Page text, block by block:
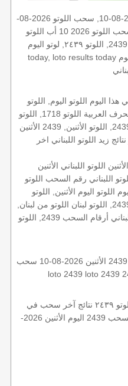
اليكم نتائج اللوتو الأثنين, الأثنين 2026-08-10, سحب اللوتو 2026-08-
10, سحب اللوتو 2026 10 أب اللوتو, loto, loto, نتيجة اللوتو, نتيجة
اللوتو ٢٤٣٩ نتيجة اللوتو 2439, اللوتو ٢٤٣٩, لوتو اليوم loto result
today, loto results today اللوتو هذا الاسبوع لوتو اليوماللوتو اليوم
هذا اليوم اللوتو اليوم, اللوتو
2439 عو رقم سحب اللوتو ٢٤٣٩ بالحرف العربية اللوتو 1718, اللوتو
2026-08-10, اللوتو أرقام السحب 2439, اللوتو الأثنين, 2439 الأثنين
اللبناني اللوتو اللبناني 2439 و نتائج زيد اللوتو اللبناني اخر
اللوتو اللبناني الأثنين
اللوتو اللبناني رقم السحب اللوتو
2439, اللوتو اليوم اللوتو اليوم الأثنين, اللوتو
اليوم زيد 2439 اللوتو رقم السحب 2439, اللوتو لبنان اللوتو من لبنان,
اللوتو أرقام السحب 1715, اللوتو اللبناني أرقام السحب 2439, اللوتو
نتائج سحب اللوتو اللبناني 2439 الأثنين 2026-08-10 سحب zeed زيد
اللوتو اللبناني اليوم الأثنين ، نتيجة اللوتو ٢٤٣٩ نتائج آخر سحب في
اللوتو اللبناني، أي نتائج اللوتو رقم السحب 2439 اليوم الأثنين 2026-